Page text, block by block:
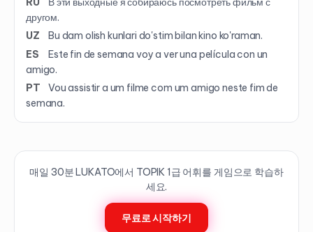
другом.
UZ
Bu dam olish kunlari do'stim bilan kino ko'raman.
ES
Este fin de semana voy a ver una película con un
amigo.
PT
Vou assistir a um filme com um amigo neste fim de
semana.
매일 30분 LUKATO에서 TOPIK 1급 어휘를 게임으로 학습하
세요.
무료로 시작하기